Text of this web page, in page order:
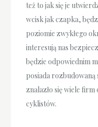
też to jak się je
wcisk jak czapka,
poziomie zwykłego
interesują nas
będzie odpowiednim
posiada
znalazło się wiele
cyklistów.